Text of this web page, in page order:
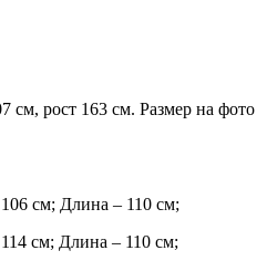
см, рост 163 см. Размер на фото
см; Длина – 110 см;
см; Длина – 110 см;